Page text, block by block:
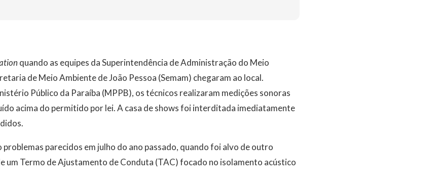
quando as equipes da Superintendência de Administração do Meio
de Meio Ambiente de João Pessoa (Semam) chegaram ao local.
Público da Paraíba (MPPB), os técnicos realizaram medições sonoras
acima do permitido por lei. A casa de shows foi interditada imediatamente
parecidos em julho do ano passado, quando foi alvo de outro
um Termo de Ajustamento de Conduta (TAC) focado no isolamento acústico